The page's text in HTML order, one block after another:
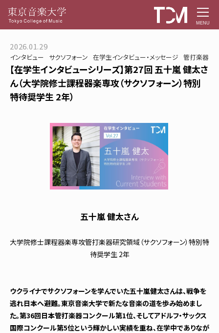
MENU
2026.01.29
インタビュー サクソフォーン 在学生インタビュー・メッセージ 管打楽器
【在学生インタビューシリーズ】第27回 五十嵐 健太さ
ん（大学院修士課程器楽専攻（サクソフォーン）特別
特待奨学生 2年）
五十嵐 健太さん
大学院修士課程器楽専攻管打楽器研究領域（サクソフォーン）特別特
待奨学生 2年
ウクライナでサクソフォーンを学んでいた五十嵐健太さんは、戦争を
逃れ日本へ避難。東京音楽大学で新たな音楽の道を歩み始めまし
た。第36回日本管打楽器コンクール第1位、そしてアドルフ・サックス
国際コンクール第5位という輝かしい実績を重ね、在学中でありなが